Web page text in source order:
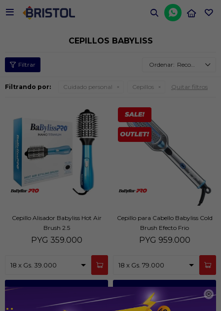



CEPILLOS BABYLISS
Recomendados
Filtrando por: Cuidado personal Cepillos Quitar filtros
Cepillo Alisador Babyliss Hot Air
Brush 2.5
PYG 359.000
Cepillo para Cabello Babyliss Cold
Brush Efecto Frio
PYG 959.000